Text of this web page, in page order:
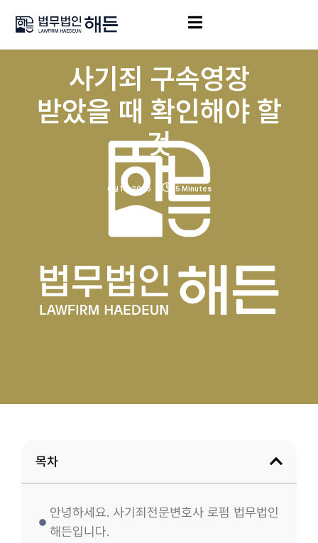
사기죄 구속영장
받았을 때 확인해야 할
것
6월 10, 2026 5 Minutes
목차
안녕하세요. 사기죄전문변호사 로펌 법무법인
해든입니다.